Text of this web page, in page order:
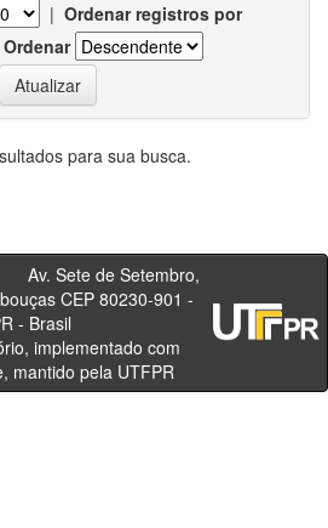
| Ordenar registros por
Ordenar
para sua busca.
de Setembro,
CEP 80230-901 -
- PR - Brasil
implementado com
mantido pela UTFPR